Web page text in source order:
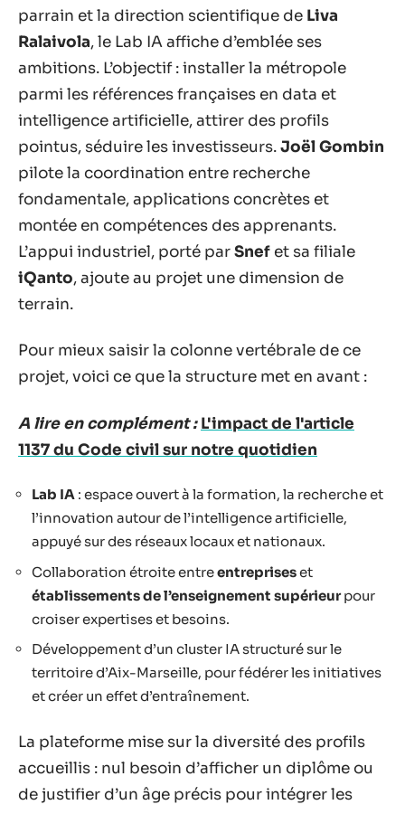
parrain et la direction scientifique de Liva
Ralaivola, le Lab IA affiche d’emblée ses
ambitions. L’objectif : installer la métropole
parmi les références françaises en data et
intelligence artificielle, attirer des profils
pointus, séduire les investisseurs.Joël Gombin
pilote la coordination entre recherche
fondamentale, applications concrètes et
montée en compétences des apprenants.
L’appui industriel, porté parSnef et sa filiale
iQanto, ajoute au projet une dimension de
terrain.
Pour mieux saisir la colonne vertébrale de ce
projet, voici ce que la structure met en avant :
A lire en complément : L'impact de l'article
1137 du Code civil sur notre quotidien
Lab IA : espace ouvert à la formation, la recherche et
l’innovation autour de l’intelligence artificielle,
appuyé sur des réseaux locaux et nationaux.
Collaboration étroite entreentrepriseset
établissements de l’enseignement supérieurpour
croiser expertises et besoins.
Développement d’un cluster IA structuré sur le
territoire d’Aix-Marseille, pour fédérer les initiatives
et créer un effet d’entraînement.
La plateforme mise sur la diversité des profils
accueillis : nul besoin d’afficher un diplôme ou
de justifier d’un âge précis pour intégrer les